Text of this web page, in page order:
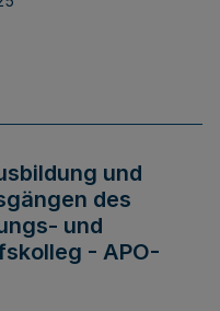
und
des
und
- APO-